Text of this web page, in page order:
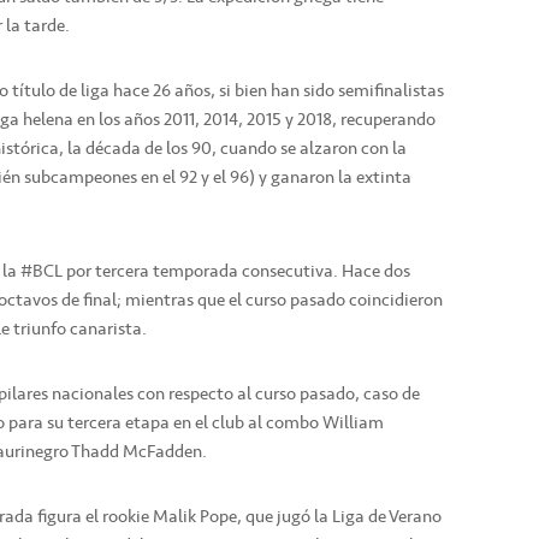
la tarde.
de liga hace 26 años, si bien han sido semifinalistas
en los años 2011, 2014, 2015 y 2018, recuperando
la década de los 90, cuando se alzaron con la
subcampeones en el 92 y el 96) y ganaron la extinta
#BCL por tercera temporada consecutiva. Hace dos
de final; mientras que el curso pasado coincidieron
triunfo canarista.
nacionales con respecto al curso pasado, caso de
su tercera etapa en el club al combo William
Thadd McFadden.
figura el rookie Malik Pope, que jugó la Liga de Verano